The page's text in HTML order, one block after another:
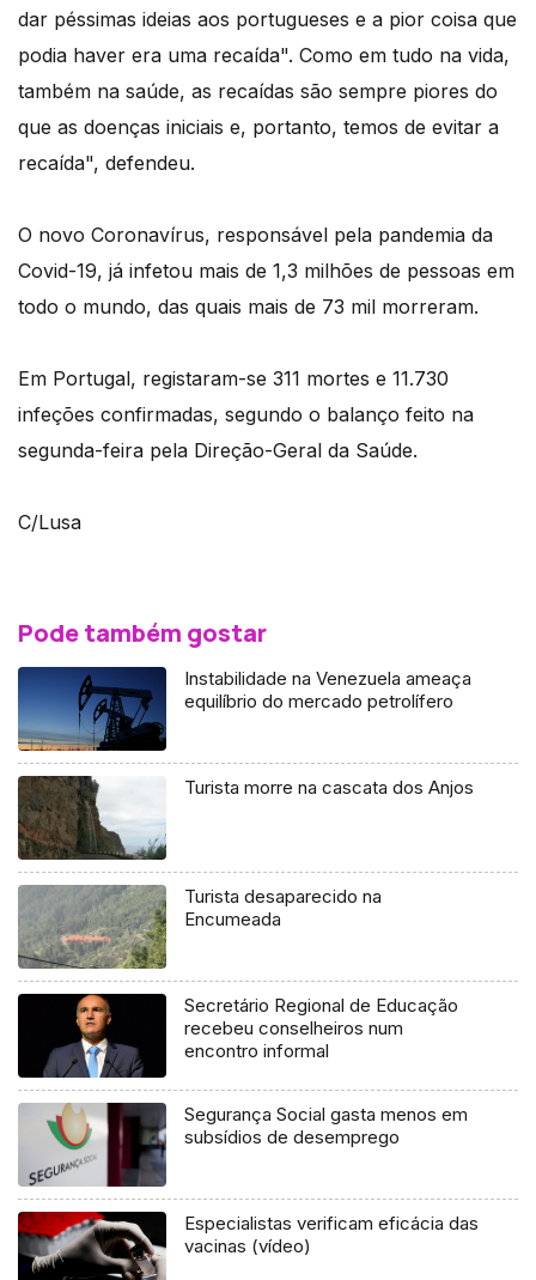
dar péssimas ideias aos portugueses e a pior coisa que
podia haver era uma recaída". Como em tudo na vida,
também na saúde, as recaídas são sempre piores do
que as doenças iniciais e, portanto, temos de evitar a
recaída", defendeu.
O novo Coronavírus, responsável pela pandemia da
Covid-19, já infetou mais de 1,3 milhões de pessoas em
todo o mundo, das quais mais de 73 mil morreram.
Em Portugal, registaram-se 311 mortes e 11.730
infeções confirmadas, segundo o balanço feito na
segunda-feira pela Direção-Geral da Saúde.
C/Lusa
Pode também gostar
Instabilidade na Venezuela ameaça
equilíbrio do mercado petrolífero
Turista morre na cascata dos Anjos
Turista desaparecido na
Encumeada
Secretário Regional de Educação
recebeu conselheiros num
encontro informal
Segurança Social gasta menos em
subsídios de desemprego
Especialistas verificam eficácia das
vacinas (vídeo)